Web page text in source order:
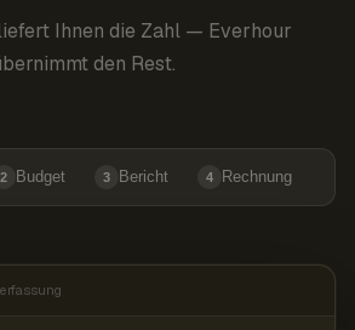
Ihnen die Zahl — Everhour
den Rest.
2 Budget 3 Bericht 4 Rechnung